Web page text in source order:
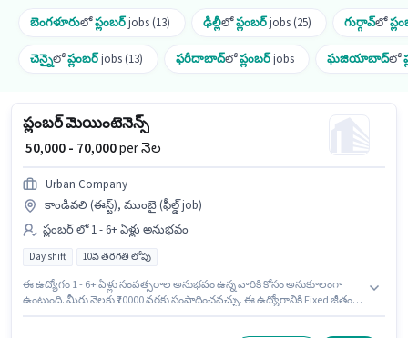
బెంగళూరులోప్లంబర్jobs (13) ఢిల్లీలోప్లంబర్jobs (25) గుర్గావ్లో
చెన్నైలోప్లంబర్jobs (13) ఫరీదాబాద్లోప్లంబర్jobs ఘజియాబాద్లో
ప్లంబర్ మెయింటెనెన్స్
₹ 50,000 - 70,000per నెల
Urban Company
కాండివలి (ఈస్ట్), ముంబై (ఫీల్డ్ job)
ప్లంబర్ లో 1 - 6+ ఏళ్లు అనుభవం
Day shift 10వ తరగతి లోపు
ఈ ఉద్యోగం 1 - 6+ ఏళ్లు సంవత్సరాల అనుభవం ఉన్న వారికి కోసం అనుకూలంగా
ఉంటుంది. మీరు నెలకు ₹70000 వరకు సంపాదించవచ్చు. ఈ ఉద్యోగానికి Fixed జీతం